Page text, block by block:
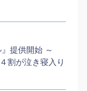
提供開始 ～
割が泣き寝入り